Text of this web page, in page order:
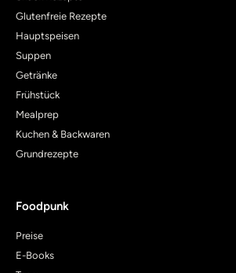
Glutenfreie Rezepte
Hauptspeisen
Suppen
Getränke
Frühstück
Mealprep
Kuchen & Backwaren
Grundrezepte
Foodpunk
Preise
E-Books